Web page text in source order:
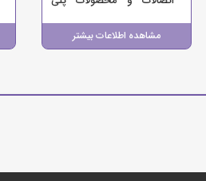
مشاهده اطلاعات بیشتر
اتلینی (فروشگاه تاسیساتی
آب شار)